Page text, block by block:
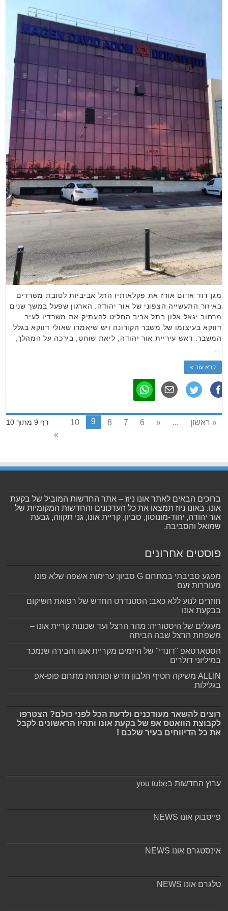
מגן דוד אדום אורז את פקלאותיו התל אביביות לטובת משרדים
באיזור התעשייה הצפוני של אור יהודה. הארגון שפעל במשך שנים
מרחוב יגאל אלון בתל אביב החליט להעתיק את משרדיו לעיר
דווקא בעיצומו של משבר הקורונה ויש שיאמרו שאולי דווקא בגלל
המשבר. ראש עיריית אור יהודה, ליאת שוחט, בירכה על המהלך,
קרא עוד »
דף 9 מתוך 10 « ראשון ...
«
6
7
8
9
10
»
ברוכים הבאים לאתר אונו ניוז – אתר החדשות המוביל של בקעת
אונו. באונו ניוז תמצאו את כל העדכונים והחדשות המקומיות של
אור יהודה, יהוד-מונוסון, סביון, קריית אונו, גני תקווה, גבעת
שמואל והסביבה.
פוסטים אחרונים
מפגע סביבתי במתחם G סביון: ערימות אשפה שלא פונו
מעוררות זעם
חוזרים לנוע ללא כאב: הסטנדרט החדש של רפואת השיקום
בבקעת אונו
מעגלים של היסטוריה: מהר הרצל ועד שכונות קריית אונו –
משפחת הרצל שבה הביתה
הסטארטאפ "דונדי" של היזמים מקריית אונו והבירה שנמכר
במיליוני דולרים
ALLIN משיקה חטיף חלבון חדש ופותחת מתחם פופ-אפ
בגלילות
רוצים להשאר מעודכנים ולדעת הכל לפני כולם? הצטרפו
לקבוצת הוואטס אפ של בקעת אונו ותהיו הראשונים לקבל
את כל הדיווחים בעיר שלכם !
ערוץ החדשות בyou tube
פייסבוק אונו NEWS
אינסטגרם אונו NEWS
טלגרם אונו NEWS